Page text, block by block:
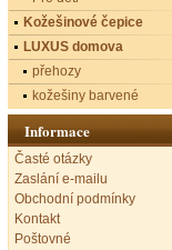
Kožešinové čepice
LUXUS domova
přehozy
kožešiny barvené
Informace
Časté otázky
Zaslání e-mailu
Obchodní podmínky
Kontakt
Poštovné